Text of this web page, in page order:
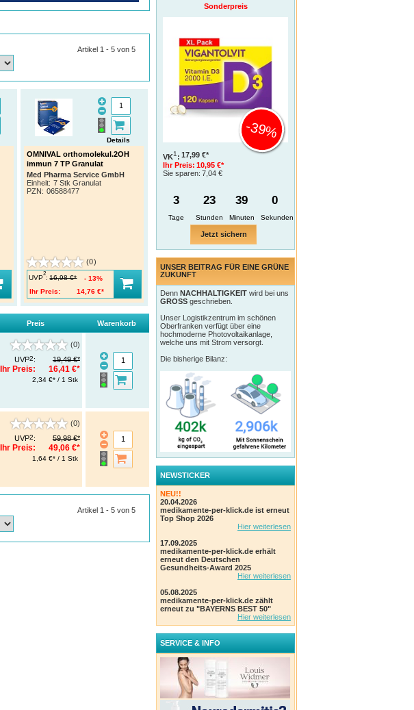
Artikel 1 - 5 von 5
OMNIVAL orthomolekul.2OH
immun 7 TP Granulat
Med Pharma Service GmbH
Einheit: 7 Stk Granulat
PZN: 06588477
Details
(0)
UVP
2
: 16,98 €*
Ihr Preis:
14,76 €*
13%
Preis Warenkorb
(0)
UVP2: 19,49 €*
Ihr Preis: 16,41 €*
2,34 €* / 1 Stk
(0)
UVP2: 59,98 €*
Ihr Preis: 49,06 €*
1,64 €* / 1 Stk
Artikel 1 - 5 von 5
Sonderpreis
VK1 : 17,99 €*
Ihr Preis: 10,95 €*
Sie sparen: 7,04 €
-39%
3
Tage
23 38 59
Jetzt sichern
UNSER BEITRAG FÜR EINE GRÜNE
ZUKUNFT
DennNACHHALTIGKEIT wird bei uns
GROSS geschrieben.
Unser Logistikzentrum im schönen
Oberfranken verfügt über eine
hochmoderne Photovoltaikanlage,
welche uns mit Strom versorgt.
Die bisherige Bilanz:
NEWSTICKER
NEU!!
20.04.2026
medikamente-per-klick.de ist erneut
Top Shop 2026
Hier weiterlesen
17.09.2025
medikamente-per-klick.de erhält
erneut den Deutschen
Gesundheits-Award 2025
Hier weiterlesen
05.08.2025
medikamente-per-klick.de zählt
erneut zu "BAYERNS BEST 50"
Hier weiterlesen
SERVICE & INFO